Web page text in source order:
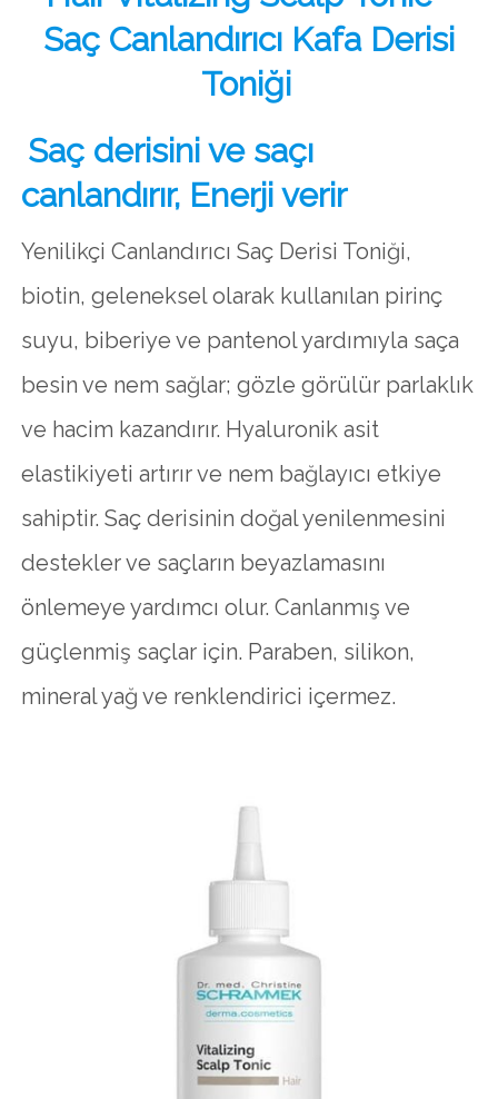
Saç Canlandırıcı Kafa Derisi
Toniği
Saç derisini ve saçı
canlandırır, Enerji verir
Yenilikçi Canlandırıcı Saç Derisi Toniği,
biotin, geleneksel olarak kullanılan pirinç
suyu, biberiye ve pantenol yardımıyla saça
besin ve nem sağlar; gözle görülür parlaklık
ve hacim kazandırır. Hyaluronik asit
elastikiyeti artırır ve nem bağlayıcı etkiye
sahiptir. Saç derisinin doğal yenilenmesini
destekler ve saçların beyazlamasını
önlemeye yardımcı olur. Canlanmış ve
güçlenmiş saçlar için. Paraben, silikon,
mineral yağ ve renklendirici içermez.